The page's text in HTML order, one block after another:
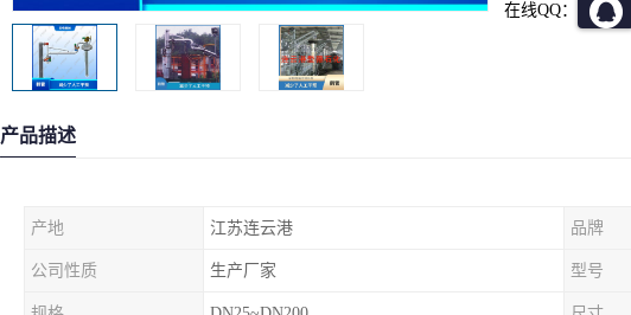
在线QQ：
产品描述
产地 江苏连云港 品牌
公司性质 生产厂家 型号